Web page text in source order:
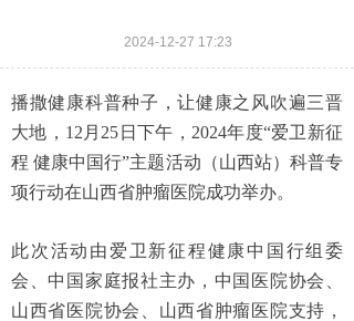
2024-12-27 17:23
播撒健康科普种子，让健康之风吹遍三晋
大地，12月25日下午，2024年度“爱卫新征
程 健康中国行”主题活动（山西站）科普专
项行动在山西省肿瘤医院成功举办。
此次活动由爱卫新征程健康中国行组委
会、中国家庭报社主办，中国医院协会、
山西省医院协会、山西省肿瘤医院支持，